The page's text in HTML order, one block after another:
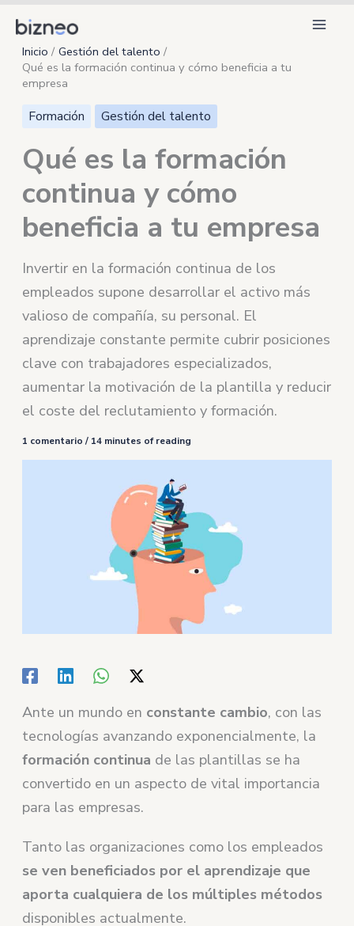
contenido
Inicio
Gestión del talento
Qué es la formación continua y cómo beneficia a tu
empresa
Formación Gestión del talento
Qué es la formación
continua y cómo
beneficia a tu empresa
Invertir en la formación continua de los
empleados supone desarrollar el activo más
valioso de compañía, su personal. El
aprendizaje constante permite cubrir posiciones
clave con trabajadores especializados,
aumentar la motivación de la plantilla y reducir
el coste del reclutamiento y formación.
1 comentario / 14 minutes of reading
Ante un mundo en constante cambio, con las
tecnologías avanzando exponencialmente, la
formación continua de las plantillas se ha
convertido en un aspecto de vital importancia
para las empresas.
Tanto las organizaciones como los empleados
se ven beneficiados por el aprendizaje que
aporta cualquiera de los múltiples métodos
disponibles actualmente.